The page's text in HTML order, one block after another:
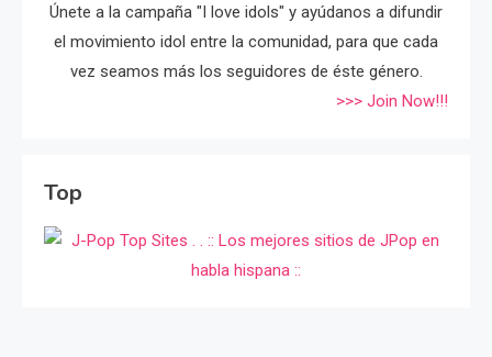
Únete a la campaña "I love idols" y ayúdanos a difundir
el movimiento idol entre la comunidad, para que cada
vez seamos más los seguidores de éste género.
>>> Join Now!!!
Top